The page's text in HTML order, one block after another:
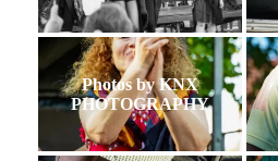
Photos by KNX
PHOTOGRAPHY